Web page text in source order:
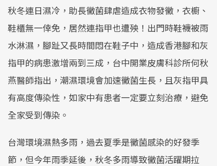
秋冬連日濕冷，助長黴菌肆虐造成衣物發黴，衣櫥、
鞋櫃無一倖免，居然連指甲也遭殃！出門時鞋襪被雨
水淋濕，腳趾又長時間悶在鞋子中，造成香港腳和灰
指甲的病患激增兩到三成，台中開業皮膚科診所何秋
燕醫師指出，潮濕環境會加速黴菌生長，且灰指甲具
有高度傳染性，如家中有患者一定要立刻治療，避免
全家受到傳染。
台灣環境濕熱多雨，過去夏季是黴菌感染的好發季
節，但今年雨季延後，秋冬多雨導致黴菌活躍期拉